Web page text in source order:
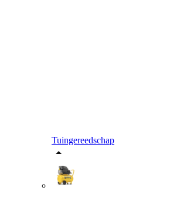
Tuingereedschap